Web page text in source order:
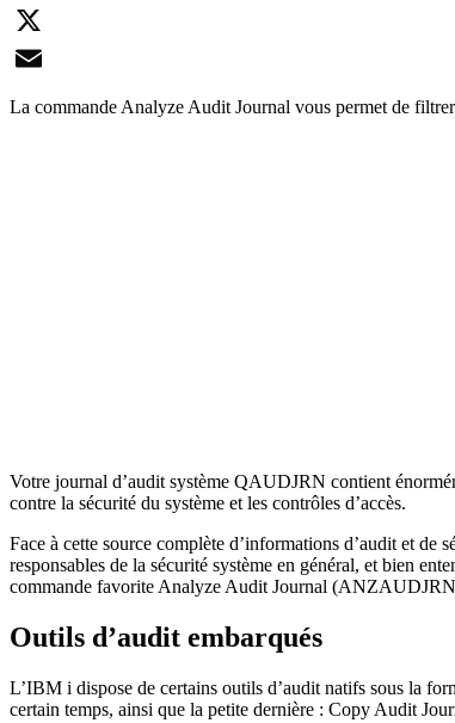
LinkedIn
X
Email
La commande Analyze Audit Journal vous permet de filtrer
Votre journal d’audit système QAUDJRN contient
contre la sécurité du système et les contrôles d’accès.
Face à cette source complète d’informations d’audit et de
responsables de la sécurité système en général, et bien
commande favorite Analyze Audit Journal
Outils d’audit embarqués
L’IBM i dispose de certains outils d’audit natifs sous la
certain temps, ainsi que la petite dernière : Copy Audit